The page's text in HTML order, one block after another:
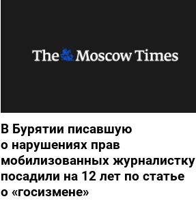
В Бурятии писавшую
о нарушениях прав
мобилизованных журналистку
посадили на 12 лет по статье
о «госизмене»